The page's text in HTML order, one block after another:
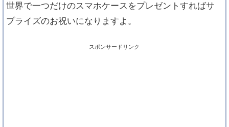
世界で一つだけのスマホケースをプレゼントすればサ
プライズのお祝いになりますよ。
スポンサードリンク